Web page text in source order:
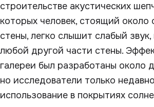
строительстве акустических
которых человек, стоящий около
стены, легко слышит слабый
любой другой части стены.
галереи был разработаны около
но исследователи только
использование в покрытиях